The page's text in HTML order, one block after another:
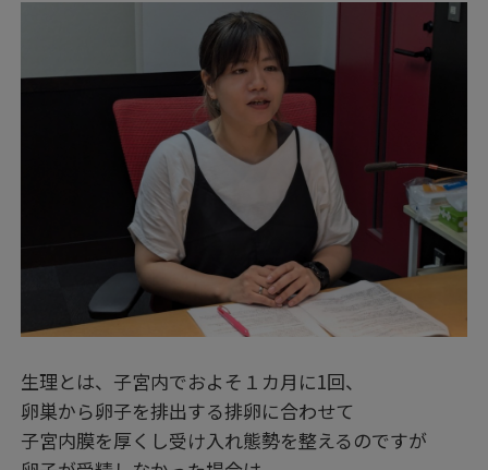
生理とは、子宮内でおよそ１カ月に1回、
卵巣から卵子を排出する排卵に合わせて
子宮内膜を厚くし受け入れ態勢を整えるのですが